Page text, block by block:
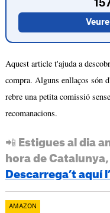
Aquest article t'ajuda a
compra. Alguns enllaços són
rebre una petita comissió
recomanacions.
📲 Estigues al dia
hora de
Descarrega’t aquí
AMAZON